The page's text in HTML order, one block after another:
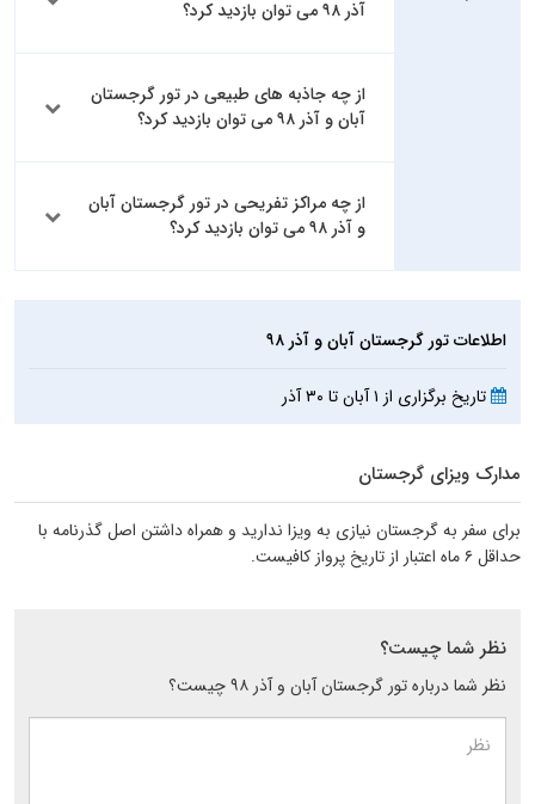
آذر ۹۸ می توان بازدید کرد؟
از چه جاذبه های طبیعی در تور گرجستان
آبان و آذر ۹۸ می توان بازدید کرد؟
از چه مراکز تفریحی در تور گرجستان آبان
و آذر ۹۸ می توان بازدید کرد؟
اطلاعات تور گرجستان آبان و آذر ۹۸
تاریخ برگزاری از ۱ آبان تا ۳۰ آذر
مدارک ویزای گرجستان
برای سفر به گرجستان نیازی به ویزا ندارید و همراه داشتن اصل گذرنامه با
حداقل ۶ ماه اعتبار از تاریخ پرواز کافیست.
نظر شما چیست؟
نظر شما درباره تور گرجستان آبان و آذر ۹۸ چیست؟